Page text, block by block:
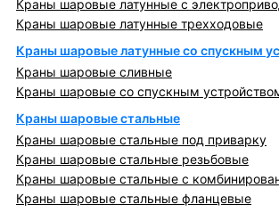
Краны шаровые латунные с
Краны шаровые латунные трехходовые
Краны шаровые латунные со спускным
Краны шаровые сливные
Краны шаровые со спускным
Краны шаровые стальные
Краны шаровые стальные под приварку
Краны шаровые стальные резьбовые
Краны шаровые стальные с
Краны шаровые стальные фланцевые